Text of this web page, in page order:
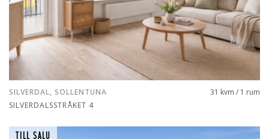
SILVERDAL, SOLLENTUNA
SILVERDALSSTRÅKET 4
31 kvm / 1 rum
TILL SALU